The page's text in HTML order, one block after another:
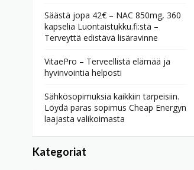
Säästä jopa 42€ – NAC 850mg, 360
kapselia Luontaistukku.fi:stä –
Terveyttä edistävä lisäravinne
VitaePro – Terveellistä elämää ja
hyvinvointia helposti
Sähkösopimuksia kaikkiin tarpeisiin.
Löydä paras sopimus Cheap Energyn
laajasta valikoimasta
Kategoriat